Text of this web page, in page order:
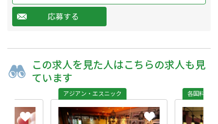
応募する
この求人を 見た人はこちらの求人も 見
ています
アジアン・エスニック 各国料理専